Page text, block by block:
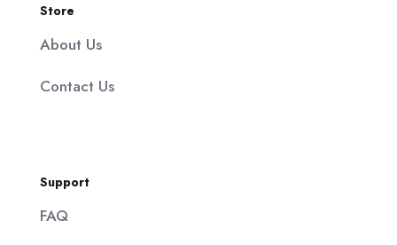
Store
About Us
Contact Us
Support
FAQ